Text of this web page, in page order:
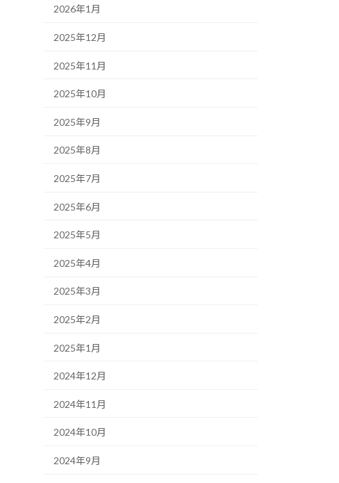
2026年1月
2025年12月
2025年11月
2025年10月
2025年9月
2025年8月
2025年7月
2025年6月
2025年5月
2025年4月
2025年3月
2025年2月
2025年1月
2024年12月
2024年11月
2024年10月
2024年9月